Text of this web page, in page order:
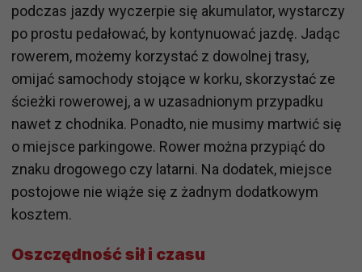
podczas jazdy wyczerpie się akumulator, wystarczy
po prostu pedałować, by kontynuować jazdę. Jadąc
rowerem, możemy korzystać z dowolnej trasy,
omijać samochody stojące w korku, skorzystać ze
ścieżki rowerowej, a w uzasadnionym przypadku
nawet z chodnika. Ponadto, nie musimy martwić się
o miejsce parkingowe. Rower można przypiąć do
znaku drogowego czy latarni. Na dodatek, miejsce
postojowe nie wiąże się z żadnym dodatkowym
kosztem.
Oszczędność sił i czasu